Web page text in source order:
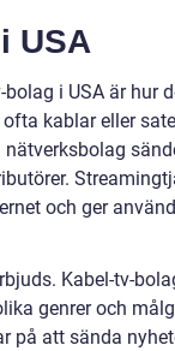
USA
i USA är hur
kablar eller
och ger
Kabel-tv-
genrer och
på att sända